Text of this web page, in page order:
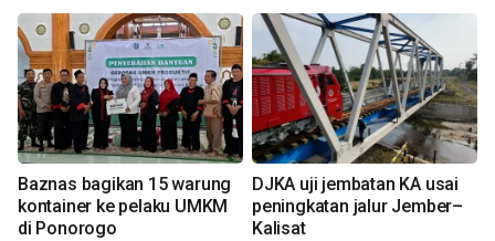
Baznas bagikan 15 warung
kontainer ke pelaku UMKM
di Ponorogo
DJKA uji jembatan KA usai
peningkatan jalur Jember–
Kalisat